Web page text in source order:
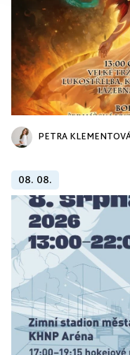
PETRA
08. 08.